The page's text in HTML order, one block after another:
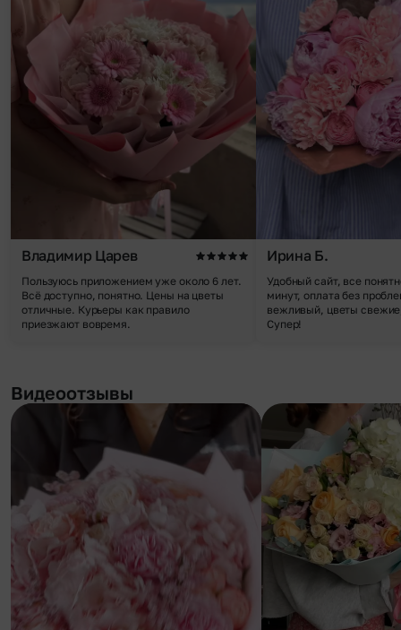
Владимир Царев
Пользуюсь приложением уже около 6 лет.
Всё доступно, понятно. Цены на цветы
отличные. Курьеры как правило
приезжают вовремя.
Ирина Б.
Удобный сайт, все
минут, оплата без
вежливый, цветы
Супер!
Видеоотзывы